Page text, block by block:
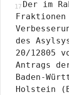
Der im
des
20/12805
Antrags
Baden-
Holstein